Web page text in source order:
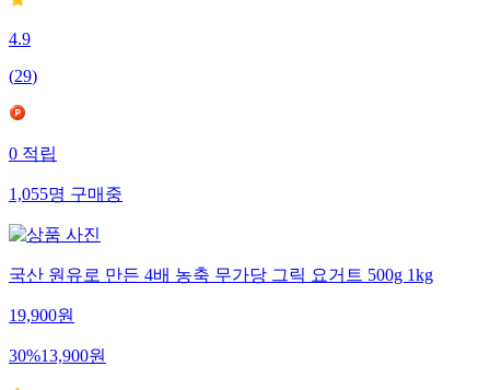
4.9
(29)
0적립
1,055명구매중
국산 원유로 만든 4배 농축 무가당 그릭 요거트 500g 1kg
19,900원
30%13,900원